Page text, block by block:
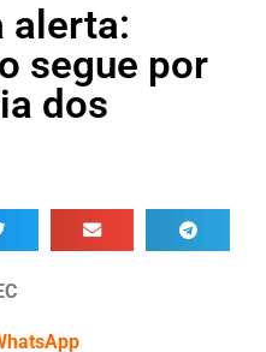
alerta:
segue por
dos